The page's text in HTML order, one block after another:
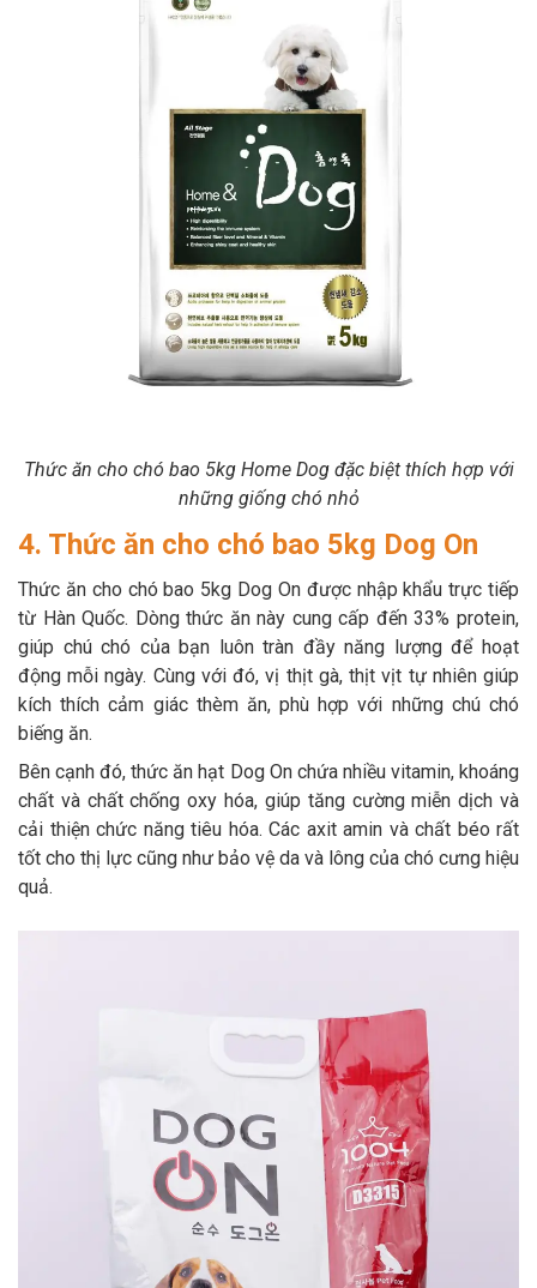
Thức ăn cho chó bao 5kg Home Dog đặc biệt thích hợp với
những giống chó nhỏ
4. Thức ăn cho chó bao 5kg Dog On
Thức ăn cho chó bao 5kg Dog On được nhập khẩu trực tiếp
từ Hàn Quốc. Dòng thức ăn này cung cấp đến 33% protein,
giúp chú chó của bạn luôn tràn đầy năng lượng để hoạt
động mỗi ngày. Cùng với đó, vị thịt gà, thịt vịt tự nhiên giúp
kích thích cảm giác thèm ăn, phù hợp với những chú chó
biếng ăn.
Bên cạnh đó, thức ăn hạt Dog On chứa nhiều vitamin, khoáng
chất và chất chống oxy hóa, giúp tăng cường miễn dịch và
cải thiện chức năng tiêu hóa. Các axit amin và chất béo rất
tốt cho thị lực cũng như bảo vệ da và lông của chó cưng hiệu
quả.